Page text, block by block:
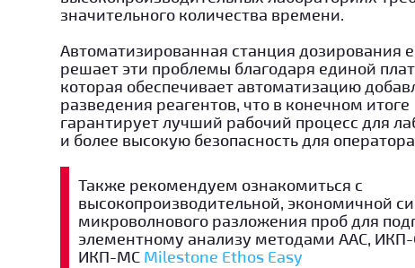
значительного количества времени.
Автоматизированная станция дозирования
решает эти проблемы благодаря единой
которая обеспечивает автоматизацию
разведения реагентов, что в конечном итоге
гарантирует лучший рабочий процесс для
и более высокую безопасность для
Также рекомендуем ознакомиться с
высокопроизводительной, экономичной
микроволнового разложения проб для
элементному анализу методами ААС,
ИКП-МС Milestone Ethos Easy